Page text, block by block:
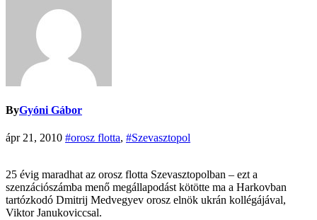
ByGyóni Gábor
ápr 21, 2010 #orosz flotta, #Szevasztopol
25 évig maradhat az orosz flotta Szevasztopolban – ezt a
szenzációszámba menő megállapodást kötötte ma a Harkovban
tartózkodó Dmitrij Medvegyev orosz elnök ukrán kollégájával,
Viktor Janukoviccsal.